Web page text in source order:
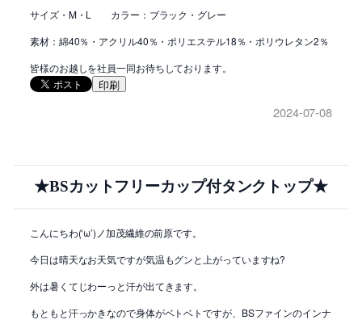
サイズ・M・L カラー：ブラック・グレー
素材：綿40％・アクリル40％・ポリエステル18％・ポリウレタン2％
皆様のお越しを社員一同お待ちしております。
印刷
2024-07-08
★BSカットフリーカップ付タンクトップ★
こんにちわ(‘ω’)ノ加茂繊維の前原です。
今日は晴天なお天気ですが気温もグンと上がっていますね?
外は暑くてじわーっと汗が出てきます。
もともと汗っかきなので身体がベトベトですが、BSファインのインナ